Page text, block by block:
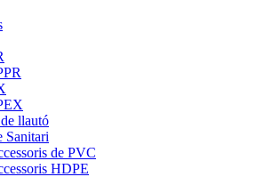
llautó
Sanitari
de PVC
HDPE